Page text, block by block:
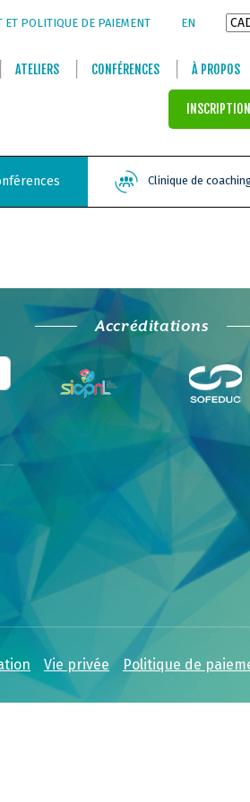
ET POLITIQUE DE PAIEMENT EN
ATELIERS CONFÉRENCES À PROPOS
INSCRIPTION
Clinique de
Accréditations
Vie privée Politique de